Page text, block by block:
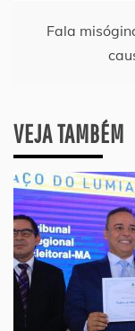
Fala
VEJA TAMBÉM